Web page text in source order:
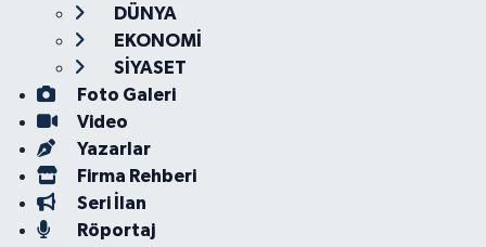
DÜNYA
EKONOMİ
SİYASET
Foto Galeri
Video
Yazarlar
Firma Rehberi
Seri İlan
Röportaj